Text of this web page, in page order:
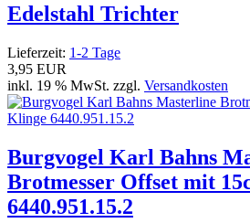
Edelstahl Trichter
Lieferzeit: 1-2 Tage
3,95 EUR
inkl. 19 % MwSt. zzgl. Versandkosten
Burgvogel Karl Bahns
Brotmesser Offset mit
6440.951.15.2